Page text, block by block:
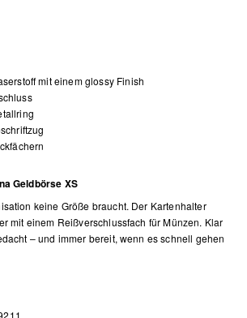
mit einem glossy Finish
Geldbörse XS
keine Größe braucht. Der Kartenhalter
mit einem Reißverschlussfach für Münzen. Klar
– und immer bereit, wenn es schnell gehen